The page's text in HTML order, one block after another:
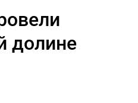
долине